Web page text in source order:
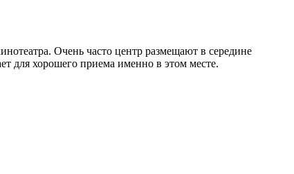
Очень часто центр размещают в середине
для хорошего приема именно в этом месте.